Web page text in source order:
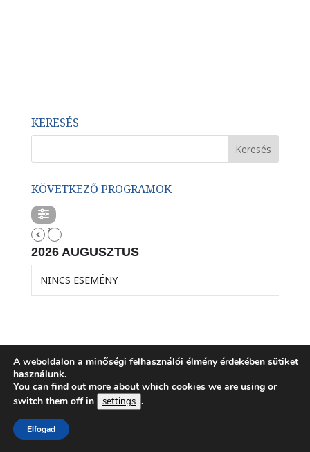
KERESÉS
KÖVETKEZŐ PROGRAMOK
2026 AUGUSZTUS
NINCS ESEMÉNY
MUNKÁCSI TESTVÉRISKOLÁNK
A weboldalon a minőségi felhasználói élmény érdekében sütiket
használunk.
You can find out more about which cookies we are using or
switch them off in
settings .
Elfogad